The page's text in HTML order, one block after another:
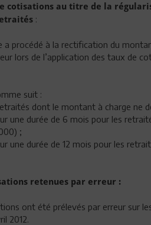
cotisations au titre de la
:
a procédé à la rectification du
lors de l’application des taux de
suit :
dont le montant à charge ne
une durée de 6 mois pour les
;
une durée de 12 mois pour les
retenues par erreur :
ont été prélevés par erreur sur
2012.